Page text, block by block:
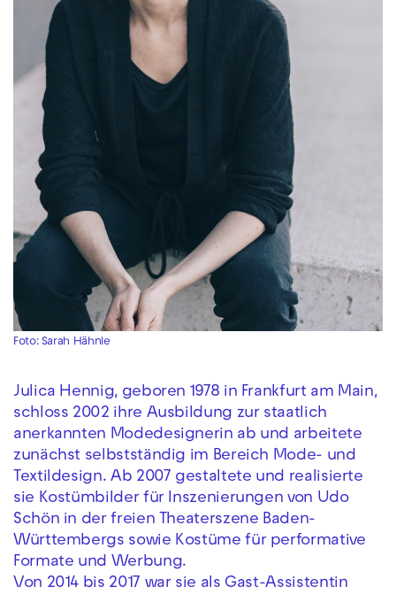
Foto: Sarah Hähnle
Julica Hennig, geboren 1978 in Frankfurt am Main,
schloss 2002 ihre Ausbildung zur staatlich
anerkannten Modedesignerin ab und arbeitete
zunächst selbstständig im Bereich Mode- und
Textildesign. Ab 2007 gestaltete und realisierte
sie Kostümbilder für Inszenierungen von Udo
Schön in der freien Theaterszene Baden-
Württembergs sowie Kostüme für performative
Formate und Werbung.
Von 2014 bis 2017 war sie als Gast-Assistentin